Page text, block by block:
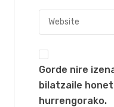
Gorde nire
bilatzaile
hurrengorako.